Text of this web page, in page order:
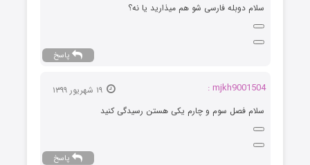
سلام دوبله فارسی شو هم میذارید یا نه؟
پاسخ
mjkh9001504 :
سلام فصل سوم و چارم یکی هستن رسیدگی کنید
پاسخ